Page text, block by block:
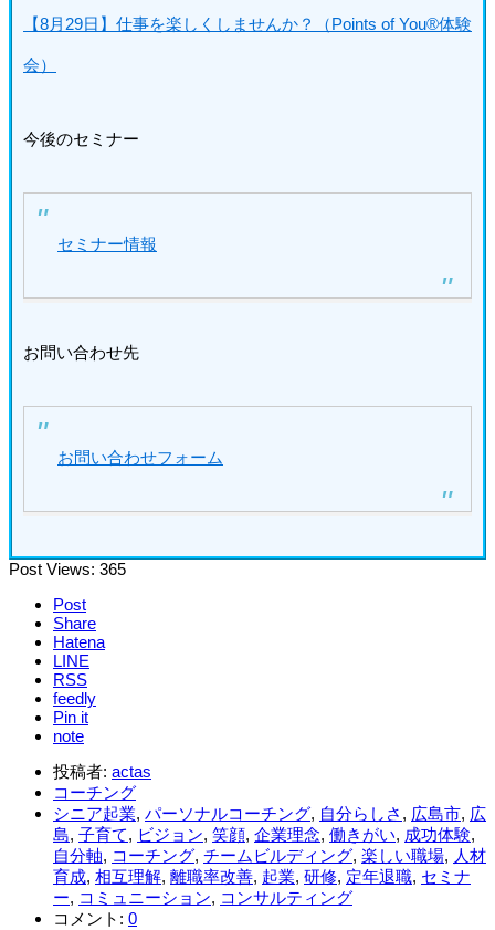
【8月29日】仕事を楽しくしませんか？（Points of You®体験
会）
今後のセミナー
セミナー情報
お問い合わせ先
お問い合わせフォーム
Post Views: 365
Post
Share
Hatena
LINE
RSS
feedly
Pin it
note
投稿者: actas
コーチング
シニア起業, パーソナルコーチング, 自分らしさ , 広島市, 広
島, 子育て, ビジョン, 笑顔, 企業理念, 働きがい, 成功体験,
自分軸, コーチング, チームビルディング, 楽しい職場, 人材
育成, 相互理解, 離職率改善, 起業, 研修, 定年退職, セミナ
ー, コミュニーション, コンサルティング
コメント: 0